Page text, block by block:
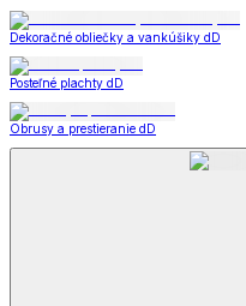
Dekoračné obliečky a vankúšiky dD
Posteľné plachty dD
Obrusy a prestieranie dD